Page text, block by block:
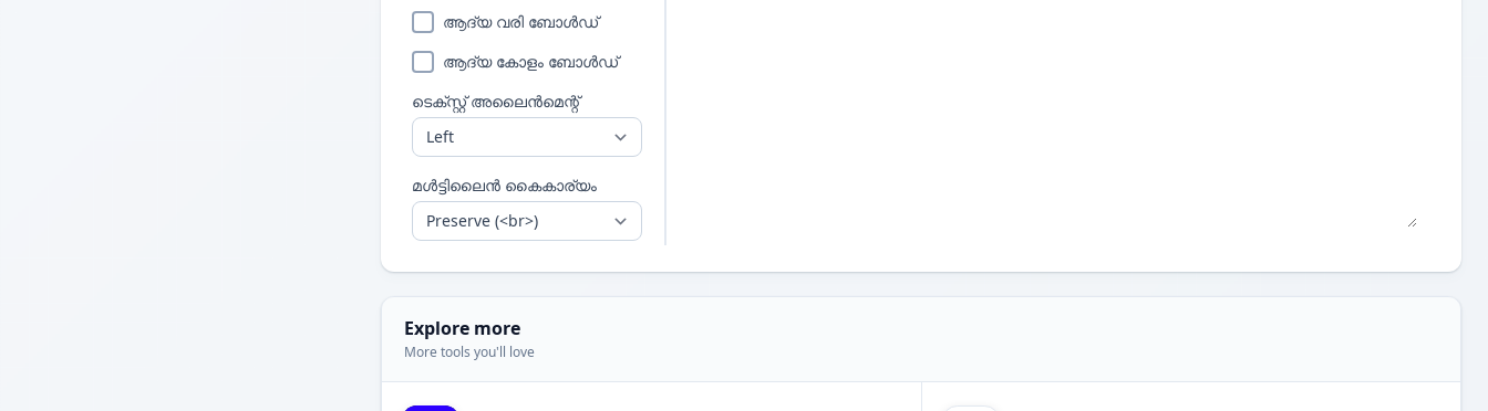
ആദ്യ വരി ബോൾഡ്
ആദ്യ കോളം ബോൾഡ്
ടെക്സ്റ്റ് അലൈൻമെന്റ്
മൾട്ടിലൈൻ കൈകാര്യം
Explore more
More tools you'll love